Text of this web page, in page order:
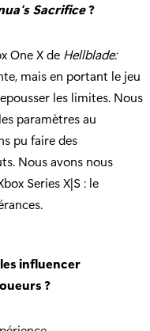
Sacrifice?
One X de Hellblade:
mais en portant le jeu
les limites. Nous
paramètres au
pu faire des
Nous avons nous
Series X|S : le
influencer
?